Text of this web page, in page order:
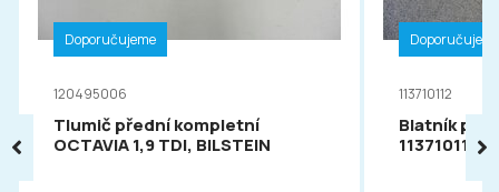
Doporučujeme
120495006
Tlumič přední kompletní
OCTAVIA 1,9 TDI, BILSTEIN
113710112
Blatník
113710112